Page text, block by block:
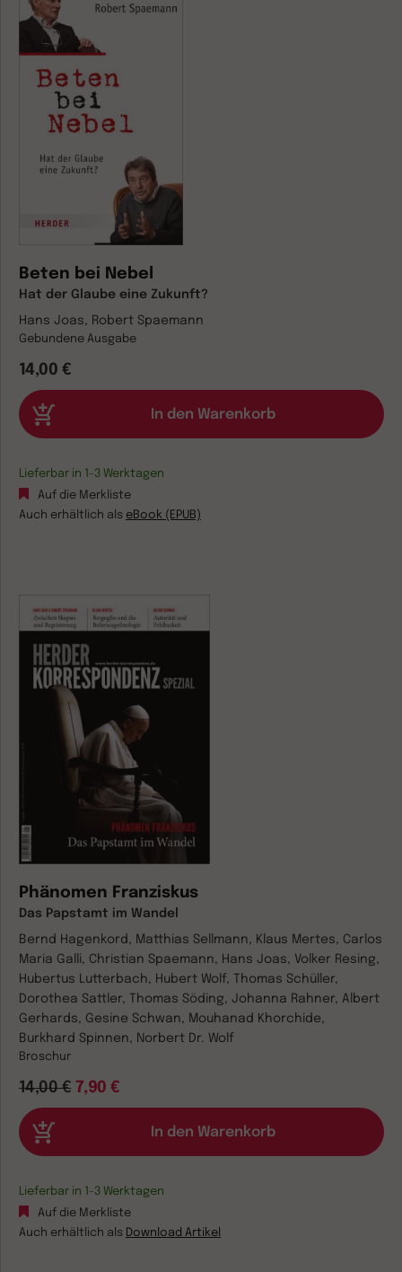
Beten bei Nebel
Hat der Glaube eine Zukunft?
Hans Joas, Robert Spaemann
Gebundene Ausgabe
14,00 €
Lieferbar in 1-3 Werktagen
Auf die Merkliste
Auch erhältlich als eBook (EPUB)
Phänomen Franziskus
Das Papstamt im Wandel
Bernd Hagenkord, Matthias Sellmann, Klaus Mertes, Carlos
Maria Galli, Christian Spaemann, Hans Joas, Volker Resing,
Hubertus Lutterbach, Hubert Wolf, Thomas Schüller,
Dorothea Sattler, Thomas Söding, Johanna Rahner, Albert
Gerhards, Gesine Schwan, Mouhanad Khorchide,
Burkhard Spinnen, Norbert Dr. Wolf
Broschur
14,00 € 7,90 €
Lieferbar in 1-3 Werktagen
Auf die Merkliste
Auch erhältlich als Download Artikel